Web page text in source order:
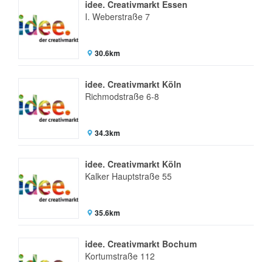
idee. Creativmarkt Essen
I. Weberstraße 7
30.6km
idee. Creativmarkt Köln
Richmodstraße 6-8
34.3km
idee. Creativmarkt Köln
Kalker Hauptstraße 55
35.6km
idee. Creativmarkt Bochum
Kortumstraße 112